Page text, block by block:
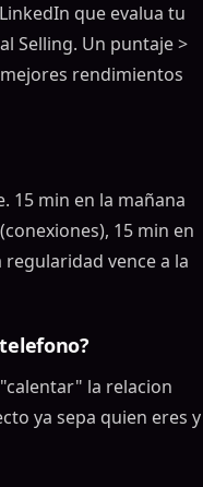
que evalua tu
Selling. Un puntaje >
rendimientos
15 min en la mañana
15 min en
vence a la
la relacion
ya sepa quien eres y